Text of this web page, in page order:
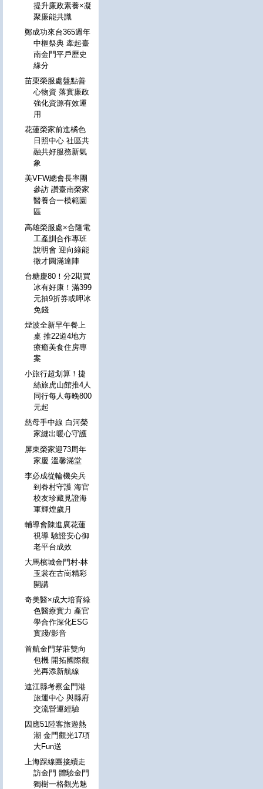
提升廉政素養×凝
聚廉能共識
鄭成功來台365週年
中樞祭典 牽起臺
南金門平戶歷史
緣分
苗栗榮服處盤點善
心物資 落實廉政
強化資源有效運
用
花蓮榮家前進橘色
日照中心 社區共
融共好服務新氣
象
美VFW總會長率團
參訪 讚臺南榮家
醫養合一模範園
區
高雄榮服處×合隆電
工產訓合作專班
說明會 迎向綠能
徵才圓滿達陣
台糖慶80！分2期買
冰有好康！滿399
元抽9折券或呷冰
免錢
煙波全新早午餐上
桌 推22道4地方
療癒美食住房專
案
小旅行超划算！捷
絲旅虎山館推4人
同行每人每晚800
元起
慈母手中線 白河榮
家縫出暖心守護
屏東榮家迎73周年
家慶 溫馨滿堂
李必成從輪機尖兵
到眷村守護 海官
校友珍藏見證海
軍輝煌歲月
輔導會陳進廣花蓮
視導 驗證安心御
老平台成效
大馬檳城金門村-林
玉裳在古崗精彩
開講
奇美醫×成大培育綠
色醫療實力 產官
學合作深化ESG
實踐/影音
首航金門芽莊雙向
包機 開拓國際觀
光再添新航線
連江縣考察金門港
旅運中心 與縣府
交流營運經驗
因應51陸客旅遊熱
潮 金門觀光17項
大Fun送
上海踩線團接續走
訪金門 體驗金門
獨樹一格觀光魅